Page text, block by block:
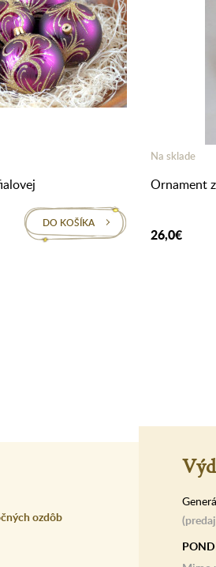
DO KOŠÍKA
Na sklade
Ornament
26,0€
ozdôb